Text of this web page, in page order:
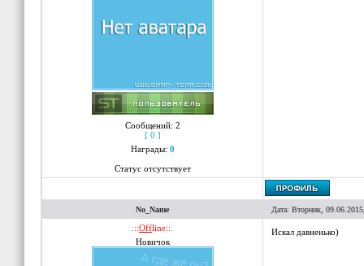
Сообщений: 2
[ 0 ]
Награды: 0
Статус отсутствует
No_Name Дата: Вторник,
.::Offline::.
Новичок
Искал давненько)